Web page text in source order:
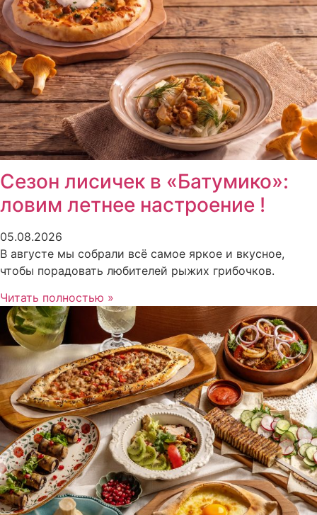
Сезон лисичек в «Батумико»:
ловим летнее настроение !
05.08.2026
В августе мы собрали всё самое яркое и вкусное,
чтобы порадовать любителей рыжих грибочков.
Читать полностью »